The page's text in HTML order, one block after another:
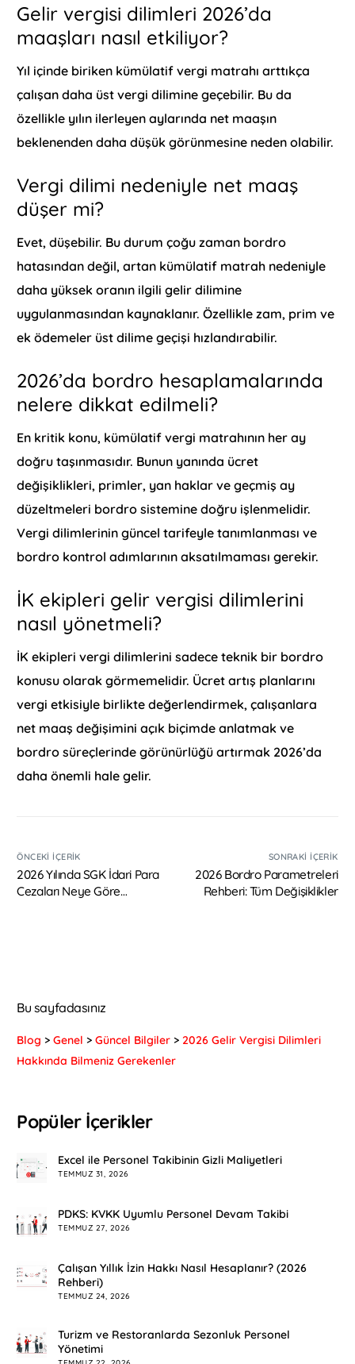
Gelir vergisi dilimleri 2026’da
maaşları nasıl etkiliyor?
Yıl içinde biriken kümülatif vergi matrahı arttıkça
çalışan daha üst vergi dilimine geçebilir. Bu da
özellikle yılın ilerleyen aylarında net maaşın
beklenenden daha düşük görünmesine neden olabilir.
Vergi dilimi nedeniyle net maaş
düşer mi?
Evet, düşebilir. Bu durum çoğu zaman bordro
hatasından değil, artan kümülatif matrah nedeniyle
daha yüksek oranın ilgili gelir dilimine
uygulanmasından kaynaklanır. Özellikle zam, prim ve
ek ödemeler üst dilime geçişi hızlandırabilir.
2026’da bordro hesaplamalarında
nelere dikkat edilmeli?
En kritik konu, kümülatif vergi matrahının her ay
doğru taşınmasıdır. Bunun yanında ücret
değişiklikleri, primler, yan haklar ve geçmiş ay
düzeltmeleri bordro sistemine doğru işlenmelidir.
Vergi dilimlerinin güncel tarifeyle tanımlanması ve
bordro kontrol adımlarının aksatılmaması gerekir.
İK ekipleri gelir vergisi dilimlerini
nasıl yönetmeli?
İK ekipleri vergi dilimlerini sadece teknik bir bordro
konusu olarak görmemelidir. Ücret artış planlarını
vergi etkisiyle birlikte değerlendirmek, çalışanlara
net maaş değişimini açık biçimde anlatmak ve
bordro süreçlerinde görünürlüğü artırmak 2026’da
daha önemli hale gelir.
ÖNCEKI İÇERIK
2026 Yılında SGK İdari Para
Cezaları Neye Göre
SONRAKI İÇERIK
2026 Bordro Parametreleri
Rehberi: Tüm Değişiklikler
Bu sayfadasınız
Blog >Genel >Güncel Bilgiler > 2026 Gelir Vergisi Dilimleri
Hakkında Bilmeniz Gerekenler
Popüler İçerikler
Excel ile Personel Takibinin Gizli Maliyetleri
TEMMUZ 31, 2026
PDKS: KVKK Uyumlu Personel Devam Takibi
TEMMUZ 27, 2026
Çalışan Yıllık İzin Hakkı Nasıl Hesaplanır? (2026
Rehberi)
TEMMUZ 24, 2026
Turizm ve Restoranlarda Sezonluk Personel
Yönetimi